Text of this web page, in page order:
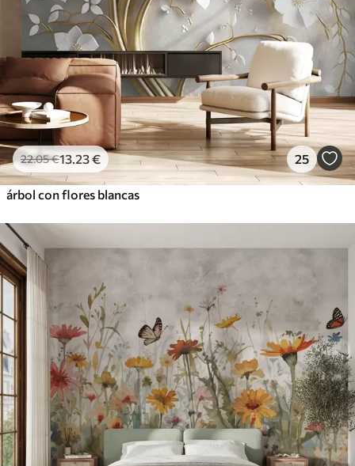
22.05€13 .23€ 25
árbol con flores blancas